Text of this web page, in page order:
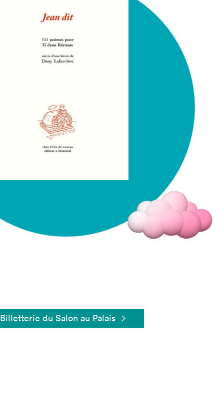
Billetterie du Salon au Palais